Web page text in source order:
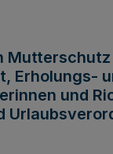
Erholungs-
und